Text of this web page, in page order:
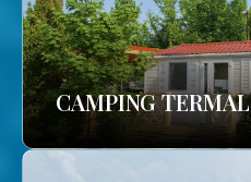
CAMPING TERMAL